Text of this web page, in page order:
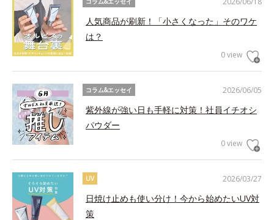
人気商品が刷新！「小さくなった」そのワケ
は？
0 view
2026/06/05
コラム&エッセイ
紫外線が強い日も手軽に対策！社員イチオシ
パウダー
0 view
2026/03/27
UV
日焼け止めも使い分け！今から始めたいUV対
策